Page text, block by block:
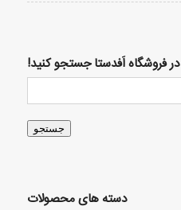
در فروشگاه اَفدستا جستجو کنید!
جستجو
دسته های محصولات